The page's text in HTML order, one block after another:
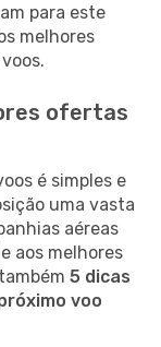
para este
melhores
ofertas
é simples e
uma vasta
aéreas
aos melhores
5 dicas
voo